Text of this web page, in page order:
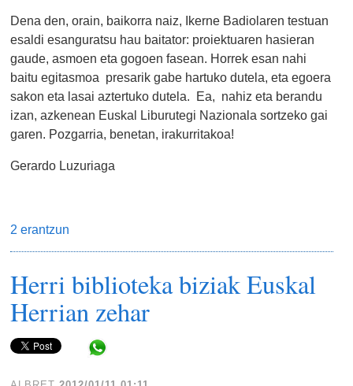
Dena den, orain, baikorra naiz, Ikerne Badiolaren testuan
esaldi esanguratsu hau baitator: proiektuaren hasieran
gaude, asmoen eta gogoen fasean. Horrek esan nahi
baitu egitasmoa presarik gabe hartuko dutela, eta egoera
sakon eta lasai aztertuko dutela. Ea, nahiz eta berandu
izan, azkenean Euskal Liburutegi Nazionala sortzeko gai
garen. Pozgarria, benetan, irakurritakoa!
Gerardo Luzuriaga
2 erantzun
Herri biblioteka biziak Euskal
Herrian zehar